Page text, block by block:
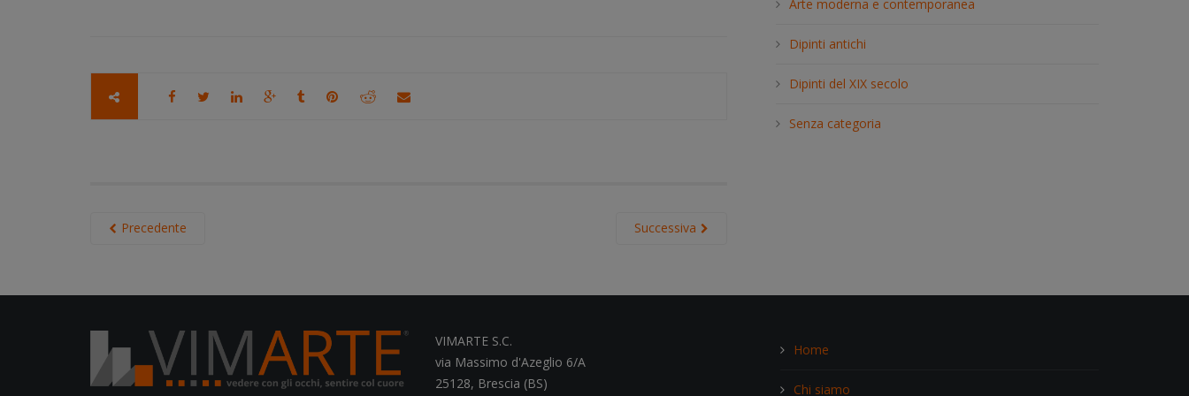
Successiva
Precedente
h
Arte moderna e contemporanea
Dipinti antichi
Dipinti del XIX secolo
Senza categoria
VIMARTE S.C.
via Massimo d'Azeglio 6/A
25128, Brescia (BS)
Home
Chi siamo